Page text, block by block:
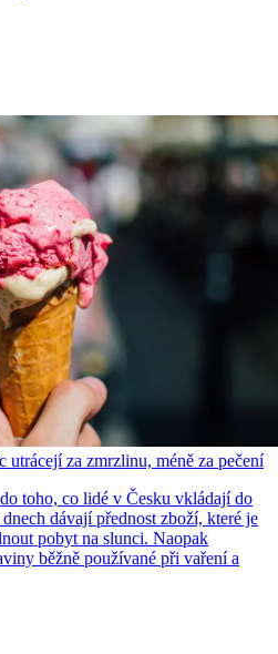
utrácejí za zmrzlinu, méně za pečení
toho, co lidé v Česku vkládají do
dávají přednost zboží, které je
pobyt na slunci. Naopak
běžně používané při vaření a